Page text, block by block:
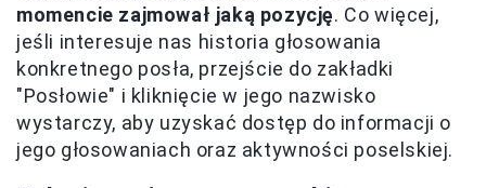
momencie zajmował jaką pozycję. Co więcej,
jeśli interesuje nas historia głosowania
konkretnego posła, przejście do zakładki
"Posłowie" i kliknięcie w jego nazwisko
wystarczy, aby uzyskać dostęp do informacji o
jego głosowaniach oraz aktywności poselskiej.